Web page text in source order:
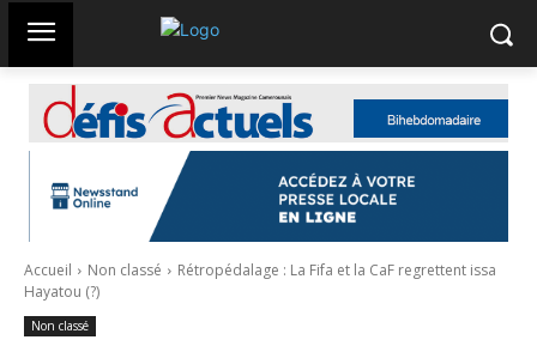
Accueil Non classé
Rétropédalage : La Fifa et la CaF regrettent issa
Hayatou (?)
Non classé